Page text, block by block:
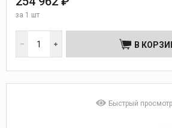
за 1 шт
В
Быстрый просмотр